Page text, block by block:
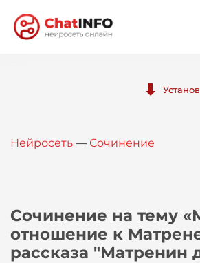
Вход
Нейросеть — Сочинение
Сочинение на тему
отношение к
рассказа "Матренин